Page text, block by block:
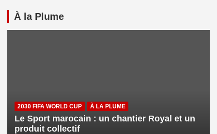
À la Plume
2030 FIFA WORLD CUP À LA PLUME
Le Sport marocain : un chantier Royal et un
produit collectif